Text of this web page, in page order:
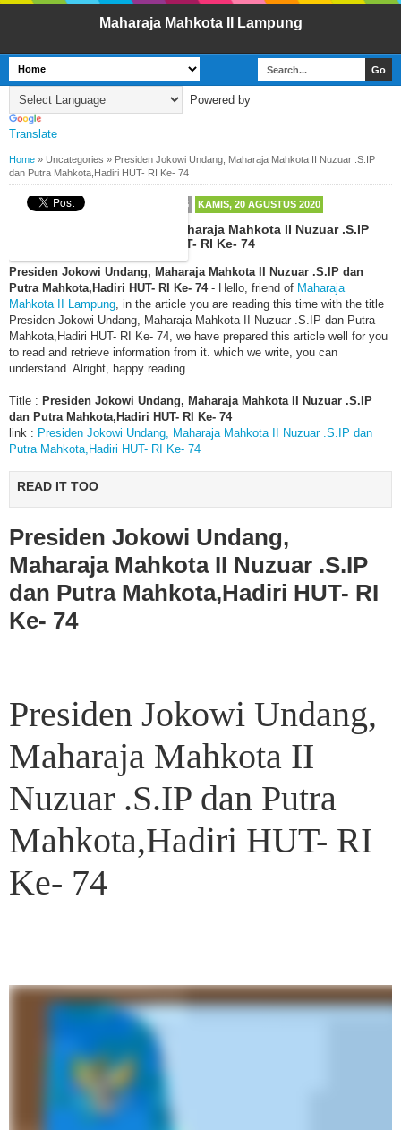
Maharaja Mahkota II Lampung
Powered by
Translate
Home » Uncategories » Presiden Jokowi Undang, Maharaja Mahkota II Nuzuar .S.IP
dan Putra Mahkota,Hadiri HUT- RI Ke- 74
BYMAHARAJA MAHKOTA LAMPUNG KAMIS, 20 AGUSTUS 2020
Presiden Jokowi Undang, Maharaja Mahkota II Nuzuar .S.IP
dan Putra Mahkota,Hadiri HUT- RI Ke- 74
Presiden Jokowi Undang, Maharaja Mahkota II Nuzuar .S.IP dan
Putra Mahkota,Hadiri HUT- RI Ke- 74- Hello, friend of Maharaja
Mahkota II Lampung, in the article you are reading this time with the title
Presiden Jokowi Undang, Maharaja Mahkota II Nuzuar .S.IP dan Putra
Mahkota,Hadiri HUT- RI Ke- 74, we have prepared this article well for you
to read and retrieve information from it. which we write, you can
understand. Alright, happy reading.
Title : Presiden Jokowi Undang, Maharaja Mahkota II Nuzuar .S.IP
dan Putra Mahkota,Hadiri HUT- RI Ke- 74
link : Presiden Jokowi Undang, Maharaja Mahkota II Nuzuar .S.IP dan
Putra Mahkota,Hadiri HUT- RI Ke- 74
READ IT TOO
Presiden Jokowi Undang,
Maharaja Mahkota II Nuzuar .S.IP
dan Putra Mahkota,Hadiri HUT- RI
Ke- 74
Presiden Jokowi Undang,
Maharaja Mahkota II
Nuzuar .S.IP dan Putra
Mahkota,Hadiri HUT- RI
Ke- 74